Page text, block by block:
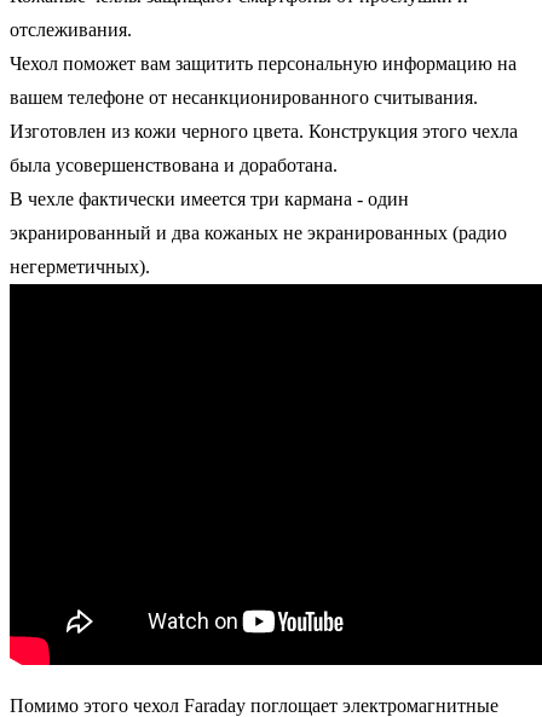
отслеживания.
Чехол поможет вам защитить персональную информацию на
вашем телефоне от несанкционированного считывания.
Изготовлен из кожи черного цвета. Конструкция этого чехла
была усовершенствована и доработана.
В чехле фактически имеется три кармана - один
экранированный и два кожаных не экранированных (радио
негерметичных).
Помимо этого чехол Faraday поглощает электромагнитные